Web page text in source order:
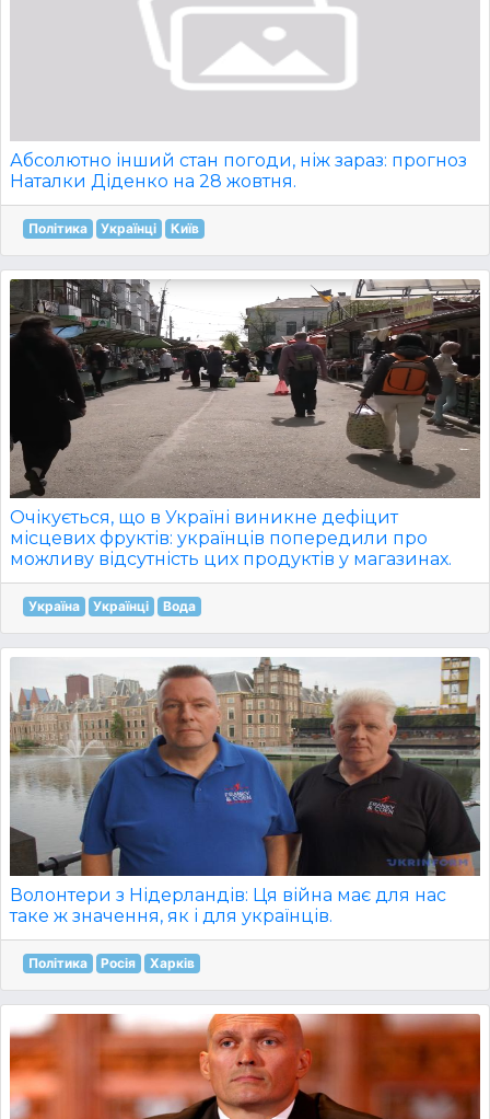
Абсолютно інший стан погоди, ніж зараз: прогноз
Наталки Діденко на 28 жовтня.
Політика Українці Київ
Очікується, що в Україні виникне дефіцит
місцевих фруктів: українців попередили про
можливу відсутність цих продуктів у магазинах.
Україна Українці Вода
Волонтери з Нідерландів: Ця війна має для нас
таке ж значення, як і для українців.
Політика Росія Харків